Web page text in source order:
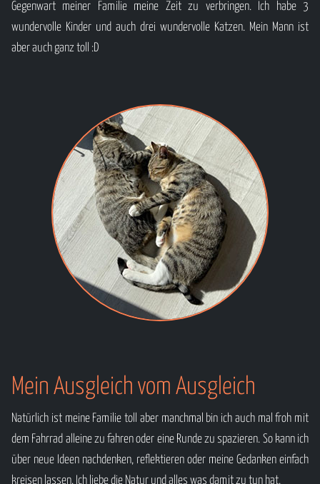
Gegenwart meiner Familie meine Zeit zu verbringen. Ich habe 3
wundervolle Kinder und auch drei wundervolle Katzen. Mein Mann ist
aber auch ganz toll :D
Mein Ausgleich vom Ausgleich
Natürlich ist meine Familie toll aber manchmal bin ich auch mal froh mit
dem Fahrrad alleine zu fahren oder eine Runde zu spazieren. So kann ich
über neue Ideen nachdenken, reflektieren oder meine Gedanken einfach
kreisen lassen. Ich liebe die Natur und alles was damit zu tun hat.